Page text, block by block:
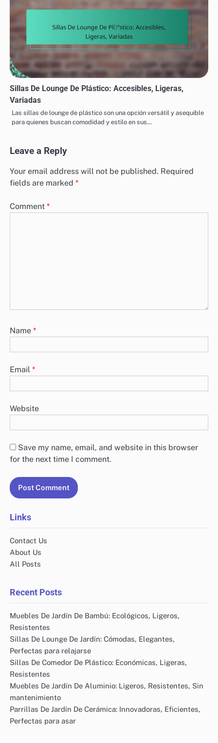
Sillas De Lounge De Plástico: Accesibles, Ligeras,
Variadas
Las sillas de lounge de plástico son una opción versátil y asequible
para quienes buscan comodidad y estilo en sus…
Leave a Reply
Your email address will not be published. Required
fields are marked *
Comment *
Name *
Email *
Website
Save my name, email, and website in this browser
for the next time I comment.
Links
Contact Us
About Us
All Posts
Recent Posts
Muebles De Jardín De Bambú: Ecológicos, Ligeros,
Resistentes
Sillas De Lounge De Jardín: Cómodas, Elegantes,
Perfectas para relajarse
Sillas De Comedor De Plástico: Económicas, Ligeras,
Resistentes
Muebles De Jardín De Aluminio: Ligeros, Resistentes, Sin
mantenimiento
Parrillas De Jardín De Cerámica: Innovadoras, Eficientes,
Perfectas para asar